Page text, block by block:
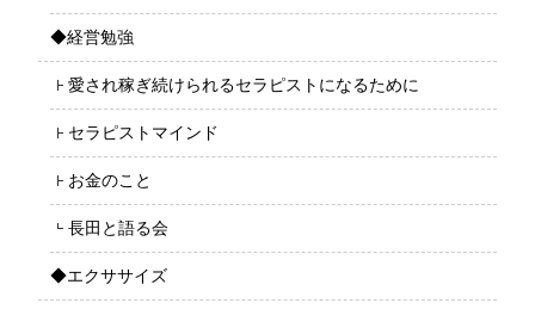
◆経営勉強
愛され稼ぎ続けられるセラピストになるために
セラピストマインド
お金のこと
長田と語る会
◆エクササイズ